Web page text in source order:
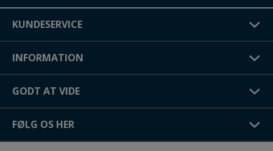
KUNDESERVICE
INFORMATION
GODT AT VIDE
FØLG OS HER